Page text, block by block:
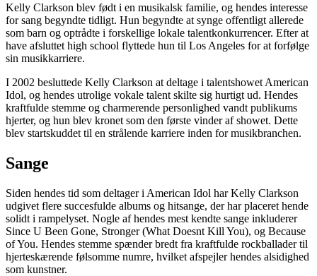
Kelly Clarkson blev født i en musikalsk familie, og hendes interesse
for sang begyndte tidligt. Hun begyndte at synge offentligt allerede
som barn og optrådte i forskellige lokale talentkonkurrencer. Efter at
have afsluttet high school flyttede hun til Los Angeles for at forfølge
sin musikkarriere.
I 2002 besluttede Kelly Clarkson at deltage i talentshowet American
Idol, og hendes utrolige vokale talent skilte sig hurtigt ud. Hendes
kraftfulde stemme og charmerende personlighed vandt publikums
hjerter, og hun blev kronet som den første vinder af showet. Dette
blev startskuddet til en strålende karriere inden for musikbranchen.
Sange
Siden hendes tid som deltager i American Idol har Kelly Clarkson
udgivet flere succesfulde albums og hitsange, der har placeret hende
solidt i rampelyset. Nogle af hendes mest kendte sange inkluderer
Since U Been Gone, Stronger (What Doesnt Kill You), og Because
of You. Hendes stemme spænder bredt fra kraftfulde rockballader til
hjerteskærende følsomme numre, hvilket afspejler hendes alsidighed
som kunstner.